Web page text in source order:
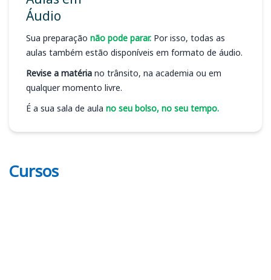
Áudio
Sua preparação não pode parar. Por isso, todas as
aulas também estão disponíveis em formato de áudio.
Revise a matéria no trânsito, na academia ou em
qualquer momento livre.
É a sua sala de aula no seu bolso, no seu tempo.
Cursos